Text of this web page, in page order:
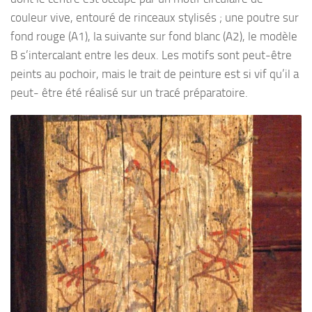
couleur vive, entouré de rinceaux stylisés ; une poutre sur
fond rouge (A1), la suivante sur fond blanc (A2), le modèle
B s’intercalant entre les deux. Les motifs sont peut-être
peints au pochoir, mais le trait de peinture est si vif qu’il a
peut- être été réalisé sur un tracé préparatoire.